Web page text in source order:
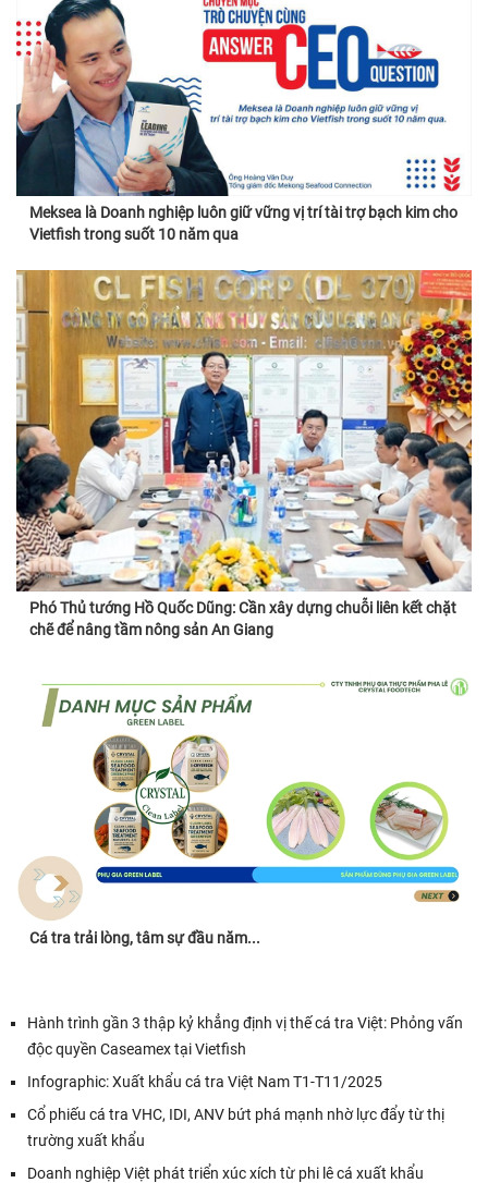
Meksea là Doanh nghiệp luôn giữ vững vị trí tài trợ bạch kim cho
Vietfish trong suốt 10 năm qua
Phó Thủ tướng Hồ Quốc Dũng: Cần xây dựng chuỗi liên kết chặt
chẽ để nâng tầm nông sản An Giang
Cá tra trải lòng, tâm sự đầu năm...
Hành trình gần 3 thập kỷ khẳng định vị thế cá tra Việt: Phỏng vấn
độc quyền Caseamex tại Vietfish
Infographic: Xuất khẩu cá tra Việt Nam T1-T11/2025
Cổ phiếu cá tra VHC, IDI, ANV bứt phá mạnh nhờ lực đẩy từ thị
trường xuất khẩu
Doanh nghiệp Việt phát triển xúc xích từ phi lê cá xuất khẩu